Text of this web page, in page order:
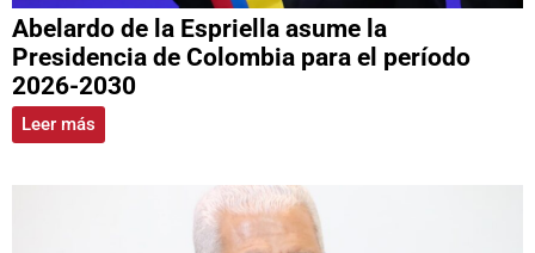
Abelardo de la Espriella asume la
Presidencia de Colombia para el período
2026-2030
Leer más